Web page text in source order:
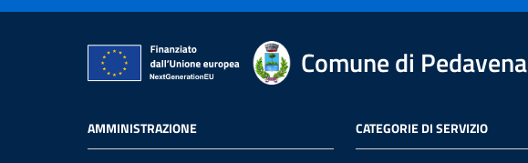
Comune di Pedavena
AMMINISTRAZIONE CATEGORIE DI SERVIZIO